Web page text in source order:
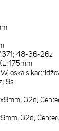
48-36-26z
175mm
oska s
9s
32d;
32d;